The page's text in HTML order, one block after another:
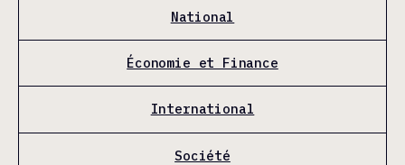
National
Économie et Finance
International
Société